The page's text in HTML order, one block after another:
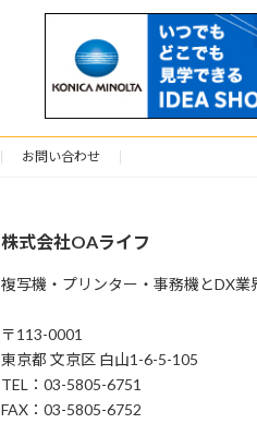
お問い合わせ
株式会社OAライフ
複写機・プリンター・事務機とDX業
〒113-0001
東京都 文京区 白山1-6-5-105
TEL：03-5805-6751
FAX：03-5805-6752